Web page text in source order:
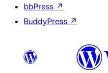
bbPress ↗
BuddyPress ↗